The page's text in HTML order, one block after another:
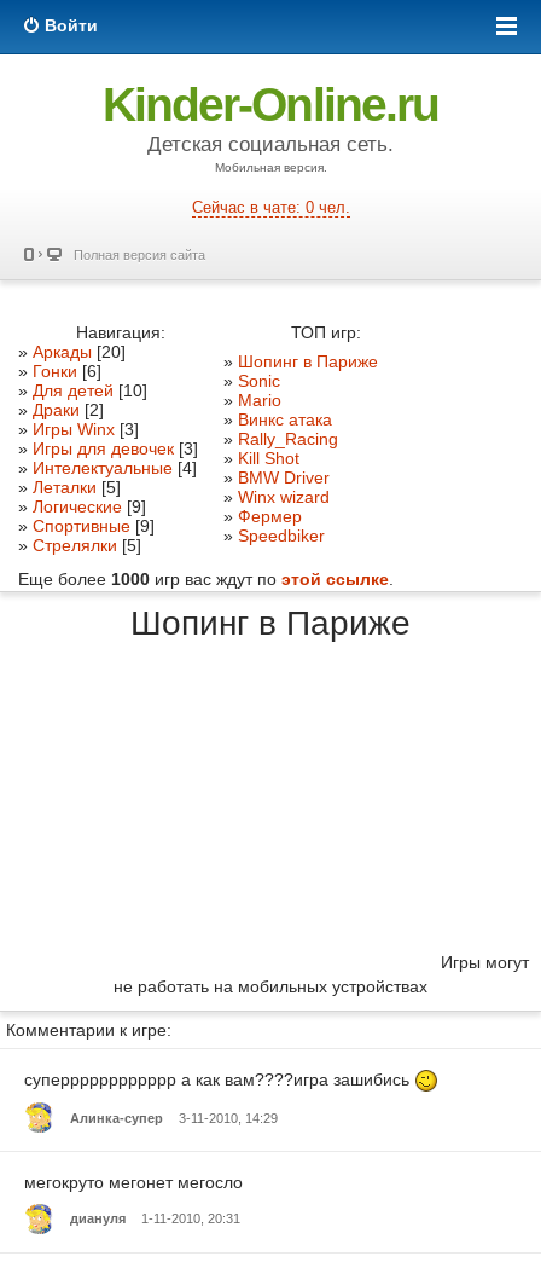
Войти
Kinder-Online.ru
Детская социальная сеть.
Мобильная версия.
Сейчас в чате: 0 чел.
Полная версия сайта
Навигация:
ТОП игр:
» Аркады [20]
» Гонки [6]
» Для детей [10]
» Драки [2]
» Игры Winx [3]
» Игры для девочек [3]
» Интелектуальные [4]
» Леталки [5]
» Логические [9]
» Спортивные [9]
» Стрелялки [5]
» Шопинг в Париже
» Sonic
» Mario
» Винкс атака
» Rally_Racing
» Kill Shot
» BMW Driver
» Winx wizard
» Фермер
» Speedbiker
Еще более 1000 игр вас ждут по этой ссылке
Шопинг в Париже
Игры могут
не работать на мобильных устройствах
Комментарии к игре:
суперррррррррррр а как вам????игра зашибись
Алинка-супер 3-11-2010, 14:29
мегокруто мегонет мегосло
диануля 1-11-2010, 20:31